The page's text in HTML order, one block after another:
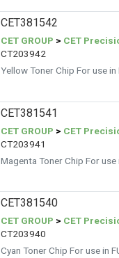
CET381542
CET GROUP > CET
CT203942
Yellow Toner Chip For use
CET381541
CET GROUP > CET
CT203941
Magenta Toner Chip For
CET381540
CET GROUP > CET
CT203940
Cyan Toner Chip For use in